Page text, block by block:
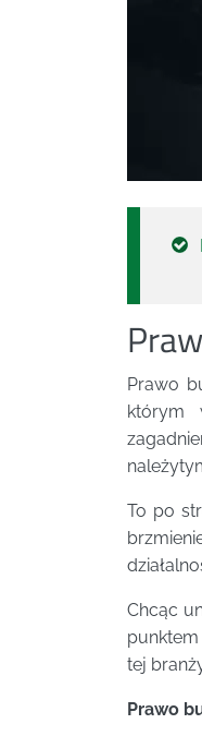
Prawo
którym
To po
Chcąc
tej
Prawo